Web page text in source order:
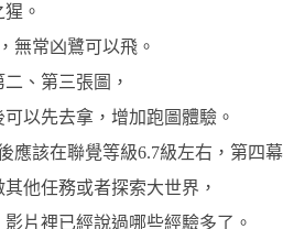
。
無常凶鷺可以飛。
、第三張圖，
以先去拿，增加跑圖體驗。
應該在聯覺等級6.7級左右，第四
他任務或者探索大世界，
片裡已經說過哪些經驗多了。